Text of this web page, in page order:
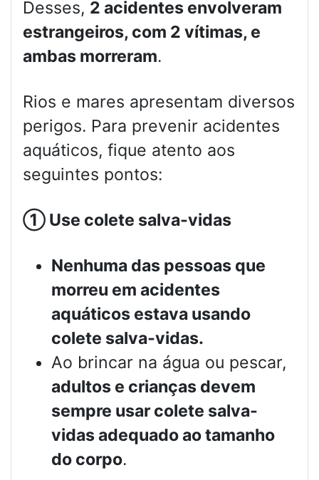
Desses, 2 acidentes envolveram
estrangeiros, com 2 vítimas, e
ambas morreram.
Rios e mares apresentam diversos
perigos. Para prevenir acidentes
aquáticos, fique atento aos
seguintes pontos:
① Use colete salva-vidas
Nenhuma das pessoas que
morreu em acidentes
aquáticos estava usando
colete salva-vidas.
Ao brincar na água ou pescar,
adultos e crianças devem
sempre usar colete salva-
vidas adequado ao tamanho
do corpo.